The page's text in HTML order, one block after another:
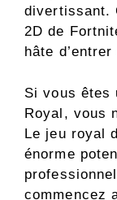
divertissant.
2D de
hâte
Si vous êtes
Royal, vous
Le jeu royal
énorme
commencez